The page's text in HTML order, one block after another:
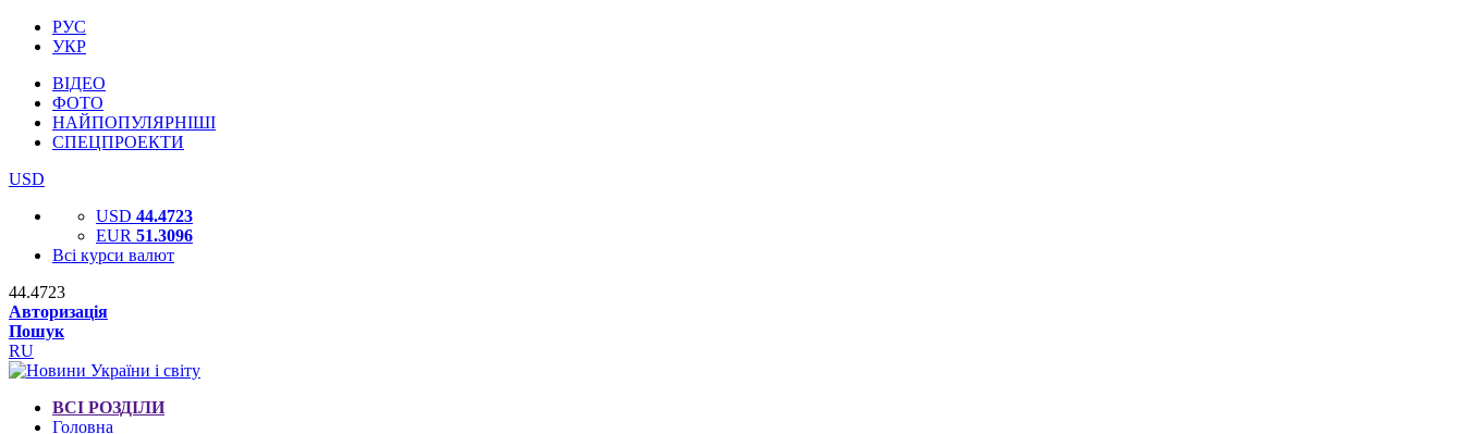
РУС
УКР
ВІДЕО
ФОТО
НАЙПОПУЛЯРНІШІ
СПЕЦПРОЕКТИ
USD
USD 44.4723
EUR 51.3096
Всі курси валют
44.4723
Авторизація
Пошук
RU
ВСІ РОЗДІЛИ
Головна